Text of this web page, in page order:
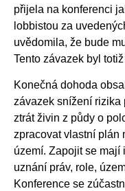
přijela na konferenci
lobbistou za
uvědomila, že bude
Tento závazek byl
Konečná dohoda
závazek snížení rizika
ztrát živin z půdy o
zpracovat vlastní plán
území. Zapojit se mají
uznání práv, role,
Konference se